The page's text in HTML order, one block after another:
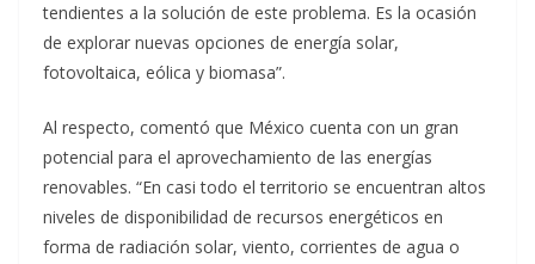
tendientes a la solución de este problema. Es la ocasión
de explorar nuevas opciones de energía solar,
fotovoltaica, eólica y biomasa”.
Al respecto, comentó que México cuenta con un gran
potencial para el aprovechamiento de las energías
renovables. “En casi todo el territorio se encuentran altos
niveles de disponibilidad de recursos energéticos en
forma de radiación solar, viento, corrientes de agua o